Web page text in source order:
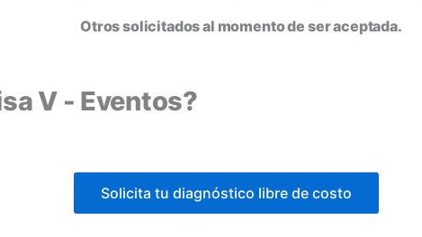
Otros solicitados al momento de ser aceptada.
V - Eventos?
Solicita tu diagnóstico libre de costo